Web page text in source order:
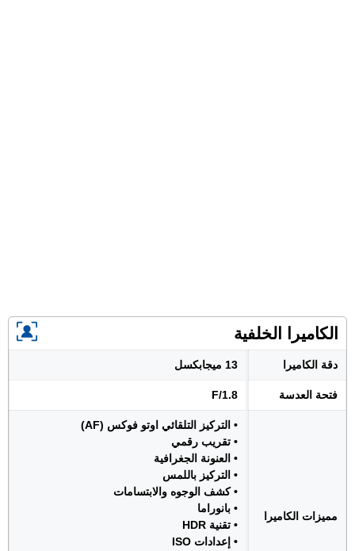
الكاميرا الخلفية
دقة الكاميرا 13 ميجابكسل
فتحة العدسة F/1.8
مميزات الكاميرا
• التركيز التلقائي اوتو فوكس (AF)
• تقريب رقمي
• العنونة الجغرافية
• التركيز باللمس
• كشف الوجوه والابتسامات
• بانوراما
• تقنية HDR
• إعدادات ISO